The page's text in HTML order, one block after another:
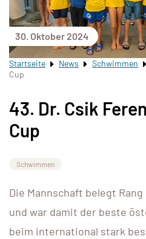
30. Oktober 2024
Startseite News Schwimmen
Cup
43. Dr. Csik
Cup
Schwimmen
Die Mannschaft belegt
und war damit der beste
beim international stark